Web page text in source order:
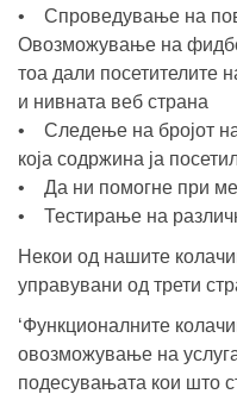
• Спроведување на
Овозможување на
тоа дали посетителите
и нивната веб страна
• Следење на бројот
која содржина ја
• Да ни помогне при
• Тестирање на
Некои од нашите
управувани од трети
‘Функционалните
овозможување на
подесувањата кои што